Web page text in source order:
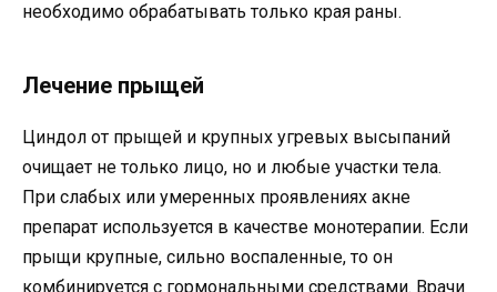
необходимо обрабатывать только края раны.
Лечение прыщей
Циндол от прыщей и крупных угревых высыпаний
очищает не только лицо, но и любые участки тела.
При слабых или умеренных проявлениях акне
препарат используется в качестве монотерапии. Если
прыщи крупные, сильно воспаленные, то он
комбинируется с гормональными средствами. Врачи